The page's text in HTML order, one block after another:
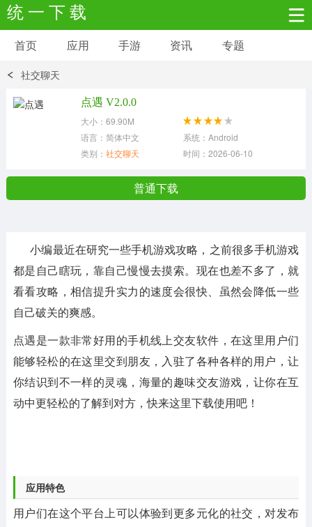
统 一 下 载
安卓应用 安卓游戏
系统工具 其它应用
首页 应用 手游 资讯 专题
社交聊天
点遇 V2.0.0
大小：69.90M
语言：简体中文
系统：Android
类别： 社交聊天 时间：2026-06-10
普通下载
小编最近在研究一些手机游戏攻略，之前很多手机游戏
都是自己瞎玩，靠自己慢慢去摸索。现在也差不多了，就
看看攻略，相信提升实力的速度会很快、虽然会降低一些
自己破关的爽感。
点遇是一款非常好用的手机线上交友软件，在这里用户们
能够轻松的在这里交到朋友，入驻了各种各样的用户，让
你结识到不一样的灵魂，海量的趣味交友游戏，让你在互
动中更轻松的了解到对方，快来这里下载使用吧！
应用特色
用户们在这个平台上可以体验到更多元化的社交，对发布